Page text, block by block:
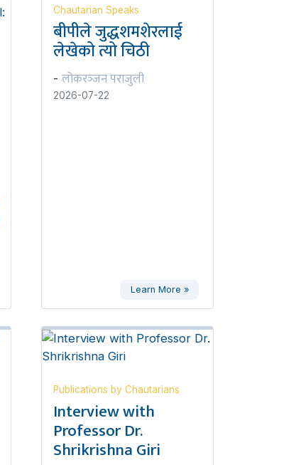
Chautarian Speaks
बीपीले जुद्धशमशेरलाई
लेखेको त्यो चिठी
- लोकरञ्‍जन पराजुली
2026-07-22
Learn More »
Publications by Chautarians
Interview with
Professor Dr.
Shrikrishna Giri